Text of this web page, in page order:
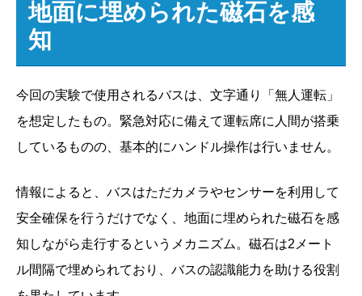
地面に埋められた磁石を感
知
今回の実験で使用されるバスは、文字通り「無人運転」
を想定したもの。緊急対応に備えて運転席に人間が搭乗
しているものの、基本的にハンドル操作は行いません。
情報によると、バスはただカメラやセンサーを利用して
安全確保を行うだけでなく、地面に埋められた磁石を感
知しながら走行するというメカニズム。磁石は2メート
ル間隔で埋められており、バスの認識能力を助ける役割